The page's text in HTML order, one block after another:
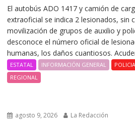
El autobús ADO 1417 y camión de
extraoficial se indica 2 lesionados, sin
movilización de grupos de auxilio y
desconoce el número oficial de
humanas, los daños cuantiosos.
ESTATAL INFORMACIÓN GENERAL
REGIONAL
agosto 9, 2026 La Redacción